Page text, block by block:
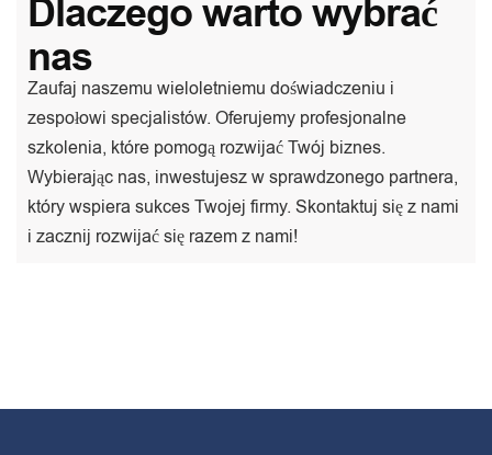
Dlaczego warto wybrać
nas
Zaufaj naszemu wieloletniemu doświadczeniu i
zespołowi specjalistów. Oferujemy profesjonalne
szkolenia, które pomogą rozwijać Twój biznes.
Wybierając nas, inwestujesz w sprawdzonego partnera,
który wspiera sukces Twojej firmy. Skontaktuj się z nami
i zacznij rozwijać się razem z nami!